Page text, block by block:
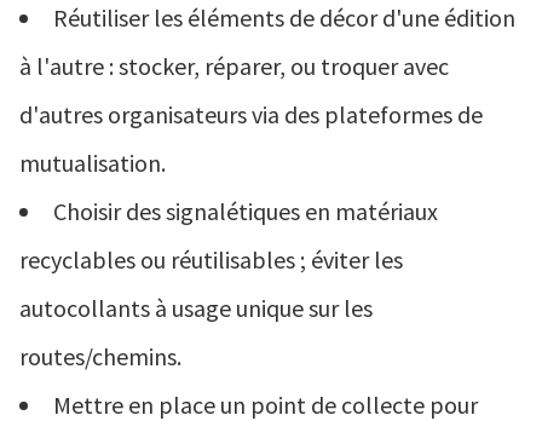
Réutiliser les éléments de décor d'une édition
à l'autre : stocker, réparer, ou troquer avec
d'autres organisateurs via des plateformes de
mutualisation.
Choisir des signalétiques en matériaux
recyclables ou réutilisables ; éviter les
autocollants à usage unique sur les
routes/chemins.
Mettre en place un point de collecte pour